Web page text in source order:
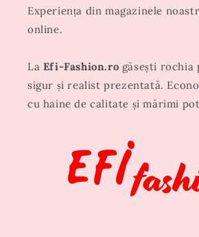
Experiența din magazinele
online.
La Efi-Fashion.ro găsești rochia
sigur și realist prezentată.
cu haine de calitate și mărimi